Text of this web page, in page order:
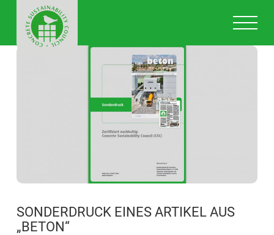
CONCRETE
COUNCIL
SONDERDRUCK EINES ARTIKEL AUS
„BETON“